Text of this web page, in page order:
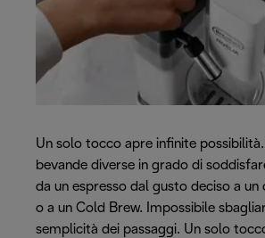
Un solo tocco apre infinite
bevande diverse in grado di
da un espresso dal gusto deciso a
o a un Cold Brew. Impossibile
semplicità dei passaggi. Un solo